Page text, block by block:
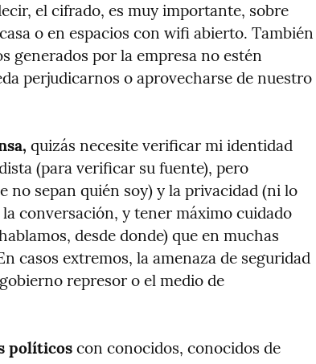
el cifrado, es muy importante, sobre
o en espacios con wifi abierto. También
generados por la empresa no estén
perjudicarnos o aprovecharse de nuestro
quizás necesite verificar mi identidad
(para verificar su fuente), pero
no sepan quién soy) y la privacidad (ni lo
conversación, y tener máximo cuidado
desde donde) que en muchas
casos extremos, la amenaza de seguridad
represor o el medio de
políticos con conocidos, conocidos de